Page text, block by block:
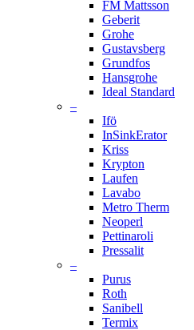
FM Mattsson
Geberit
Grohe
Gustavsberg
Grundfos
Hansgrohe
Ideal Standard
–
Ifö
InSinkErator
Kriss
Krypton
Laufen
Lavabo
Metro Therm
Neoperl
Pettinaroli
Pressalit
–
Purus
Roth
Sanibell
Termix